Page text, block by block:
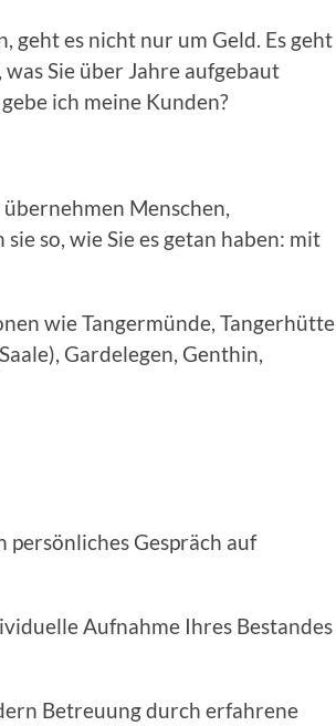
geht es nicht nur um Geld. Es geht
Sie über Jahre aufgebaut
ich meine Kunden?
Menschen,
so, wie Sie es getan haben: mit
wie Tangermünde, Tangerhütte,
Gardelegen, Genthin,
Gespräch auf
Aufnahme Ihres Bestandes
Betreuung durch erfahrene